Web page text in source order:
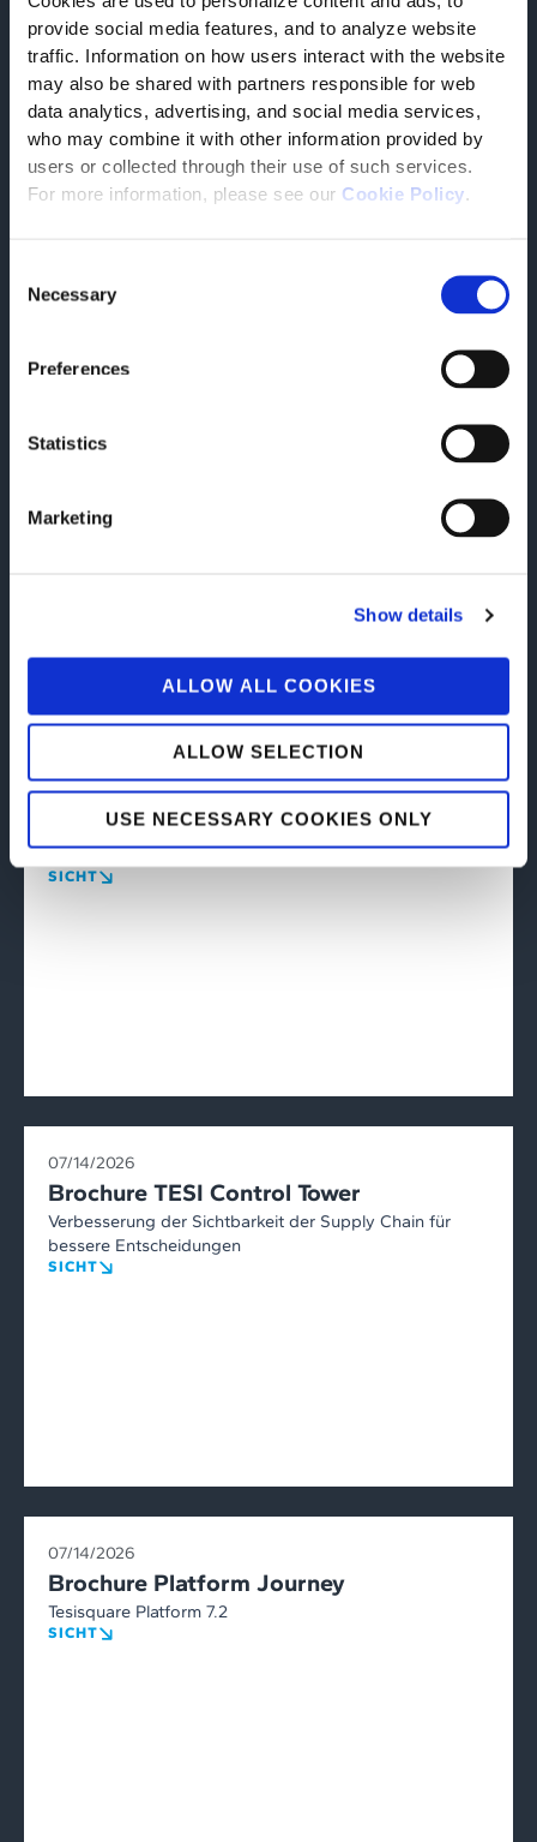
provide social media features, and to analyze website
traffic. Information on how users interact with the website
may also be shared with partners responsible for web
data analytics, advertising, and social media services,
who may combine it with other information provided by
users or collected through their use of such services.
For more information, please see our Cookie Policy.
Selection
Necessary
Preferences
Statistics
Marketing
Show details
ALLOW ALL COOKIES
ALLOW SELECTION
USE NECESSARY COOKIES ONLY
ESG Vertical
ESG vertikal für Nachhaltigkeit und Rückverfolgbarkeit
Software solution for an innovative management of HR
TESI eViSuS® Brochure
The innovative Telehealth system for remote diagnosis,
education, training, care and treatment.
SICHT
07/14/2026
Brochure TESI Control Tower
Verbesserung der Sichtbarkeit der Supply Chain für
bessere Entscheidungen
SICHT
07/14/2026
Brochure Platform Journey
Tesisquare Platform 7.2
SICHT